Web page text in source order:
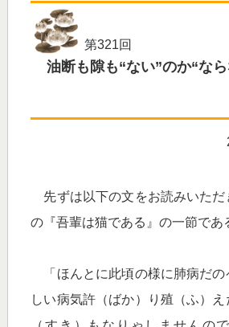
第321回
油断も隙も“ない”のか“な
先ずは以下の文をお読みいただ
の『吾輩は猫である』の一節であ
「ほんとに此頃の様に肺病だの
しい病気許（ばか）り殖（ふ）